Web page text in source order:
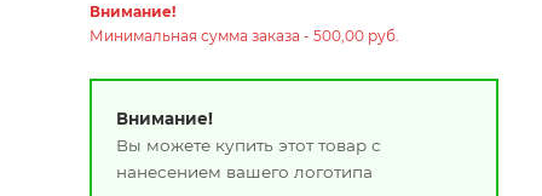
Внимание!
Минимальная сумма заказа - 500,00 руб.
Внимание!
Вы можете купить этот товар с
нанесением вашего логотипа